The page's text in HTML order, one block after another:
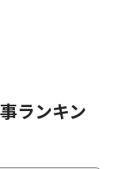
ランキン